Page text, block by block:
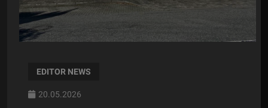
EDITOR NEWS
20.05.2026